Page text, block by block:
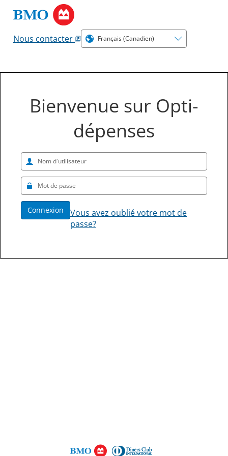
Nous contacter
Bienvenue sur Opti-
dépenses
Connexion
Vous avez oublié votre mot de
passe?